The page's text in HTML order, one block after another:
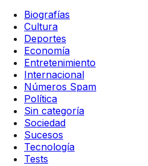
Biografías
Cultura
Deportes
Economía
Entretenimiento
Internacional
Números Spam
Política
Sin categoría
Sociedad
Sucesos
Tecnología
Tests